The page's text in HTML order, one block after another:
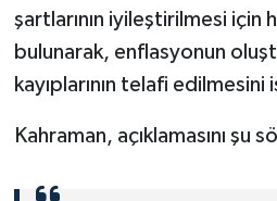
şartlarının iyileştirilmesi için
bulunarak, enflasyonun
kayıplarının telafi edilmesini
Kahraman, açıklamasını şu